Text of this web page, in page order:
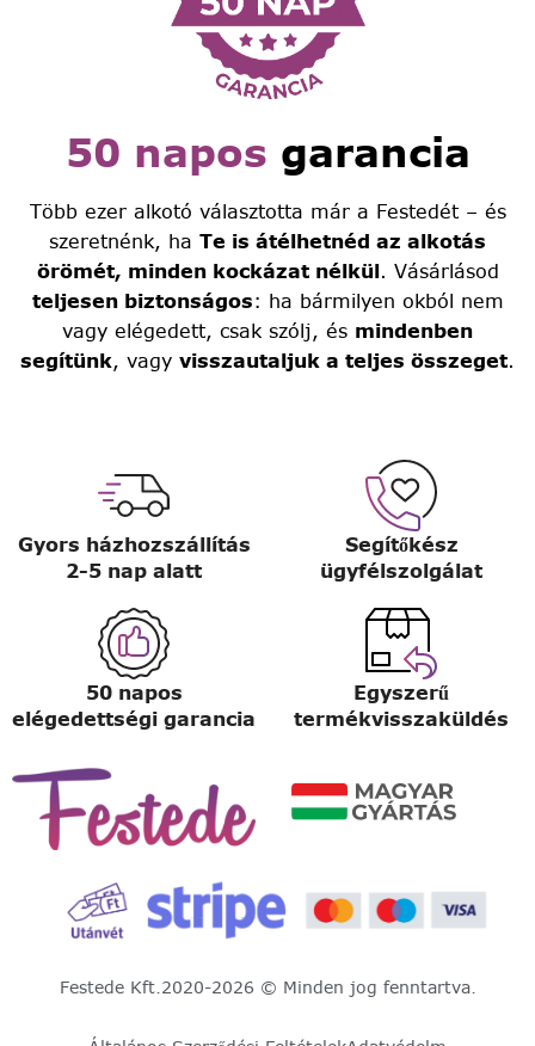
50 napos garancia
Több ezer alkotó választotta már a Festedét – és
szeretnénk, ha Te is átélhetnéd az alkotás
örömét, minden kockázat nélkül. Vásárlásod
teljesen biztonságos: ha bármilyen okból nem
vagy elégedett, csak szólj, és mindenben
segítünk, vagy visszautaljuk a teljes összeget.
Gyors házhozszállítás
2-5 nap alatt
Segítőkész
ügyfélszolgálat
50 napos
elégedettségi garancia
Egyszerű
termékvisszaküldés
Festede Kft.2020-2026 © Minden jog fenntartva.